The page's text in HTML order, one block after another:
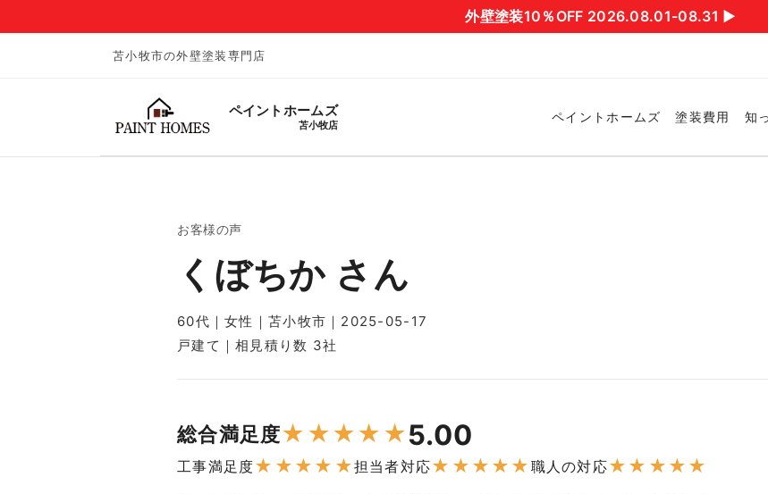
外壁塗装10％OFF 2026.08.01-08.31 ▶︎
苫小牧市の外壁塗装専門店
ペイントホームズ
苫小牧店
ペイントホームズ 塗装費用 知
お客様の声
くぼちか さん
60代｜女性｜苫小牧市｜2025-05-17
戸建て｜相見積り数 3社
総合満足度★ ★★★ ★5.00
工事満足度★ ★ ★ ★ ★担当者対応★ ★ ★ ★ ★ 職人の対応★ ★ ★ ★ ★